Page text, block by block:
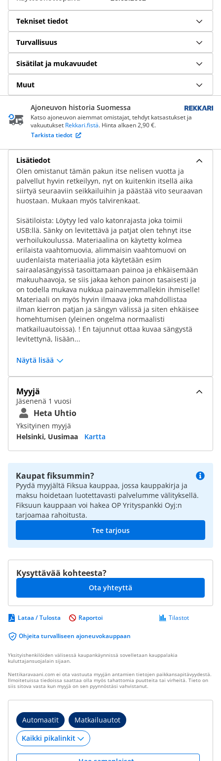
Tekniset tiedot
Turvallisuus
Sisätilat ja mukavuudet
Muut
Ajoneuvon historia Suomessa
Katso ajoneuvon aiemmat omistajat, tehdyt katsastukset ja
vakuutukset Rekkari.fistä. Hinta alkaen 2,90 €.
Tarkista tiedot
Lisätiedot
Olen omistanut tämän pakun itse nelisen vuotta ja
palvellut hyvin retkeilyyn, nyt on kuitenkin itsellä aika
siirtyä seuraaviin seikkailuihin ja päästää vito seuraavan
huostaan. Mukaan myös talvirenkaat.
Sisätiloista: Löytyy led valo katonrajasta joka toimii
USB:llä. Sänky on levitettävä ja patjat olen tehnyt itse
verhoilukoulussa. Materiaalina on käytetty kolmea
erilaista vaahtomuovia, alimmaisin vaahtomuovi on
uudenlaista materiaalia jota käytetään esim
sairaalasängyissä tasoittamaan painoa ja ehkäisemään
makuuhaavoja, se siis jakaa kehon painon tasaisesti ja
on todella mukava nukkua painavemmallekin ihmiselle!
Materiaali on myös hyvin ilmaava joka mahdollistaa
ilman kierron patjan ja sängyn välissä ja siten ehkäisee
homehtumisen (yleinen ongelma normaalisti
matkailuautoissa). ! En tajunnut ottaa kuvaa sängystä
levitettynä, lisään...
Näytä lisää
Myyjä
Jäsenenä 1 vuosi
Heta Uhtio
Yksityinen myyjä
Helsinki, Uusimaa
Kartta
Kaupat fiksummin?
Pyydä myyjältä Fiksua kauppaa, jossa kauppakirja ja
maksu hoidetaan luotettavasti palvelumme välityksellä.
Fiksuun kauppaan voi hakea OP Yrityspankki Oyj:n
tarjoamaa rahoitusta.
Tee tarjous
Kysyttävää kohteesta?
Ota yhteyttä
Lataa / Tulosta
Ohjeita turvalliseen ajoneuvokauppaan
Tilastot
Raportoi
Yksityishenkilöiden välisessä kaupankäynnissä sovelletaan kauppalakia
kuluttajansuojalain sijaan.
Nettikaravaani.com ei ota vastuuta myyjän antamien tietojen paikkansapitävyydestä.
Ilmoitetuissa tiedoissa saattaa olla myös tahattomia puutteita tai virheitä. Tieto on
siis sitova vasta kun myyjä on sen pyynnöstäsi vahvistanut.
Automaatit Matkailuautot